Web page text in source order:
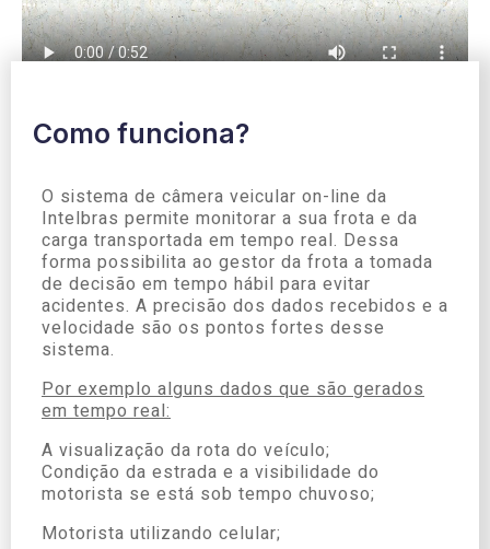
Como funciona?
O sistema de câmera veicular on-line da
Intelbras permite monitorar a sua frota e da
carga transportada em tempo real. Dessa
forma possibilita ao gestor da frota a tomada
de decisão em tempo hábil para evitar
acidentes. A precisão dos dados recebidos e a
velocidade são os pontos fortes desse
sistema.
Por exemplo alguns dados que são gerados
em tempo real:
A visualização da rota do veículo;
Condição da estrada e a visibilidade do
motorista se está sob tempo chuvoso;
Motorista utilizando celular;